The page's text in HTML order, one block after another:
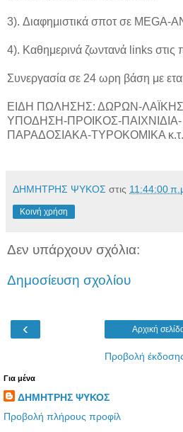
3). Διαφημιστικά σποτ σε ΜΕGΑ-
4). Καθημερινά ζωντανά links στις
Συνεργασία σε 24 ωρη βάση με
ΕΙΔΗ ΠΩΛΗΣΗΣ: ΔΩΡΩΝ-
ΥΠΟΔΗΣΗ-ΠΡΟΙΚΟΣ-ΠΑΙΧΝΙΔΙΑ-
ΠΑΡΑΔΟΣΙΑΚΑ-ΤΥΡΟΚΟΜΙΚΑ
ΔΗΜΗΤΡΗΣ ΨΥΚΟΣ στις 11:44:00
Κοινή χρήση
Δεν υπάρχουν σχόλια:
Δημοσίευση σχολίου
‹ Αρχική
Προβολή
Για μένα
ΔΗΜΗΤΡΗΣ ΨΥΚΟΣ
Προβολή πλήρους προφίλ